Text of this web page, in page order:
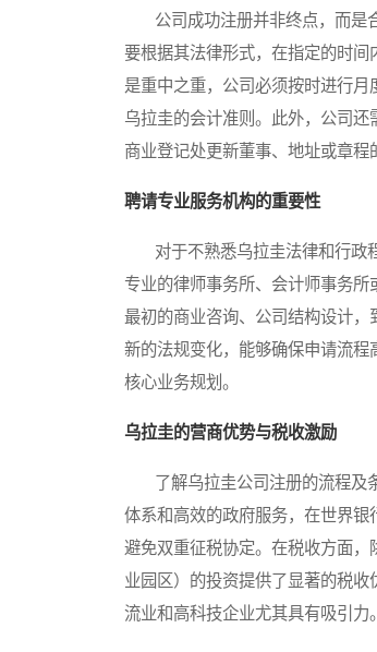
公司成功注册并非终点，而是合
要根据其法律形式，在指定的时
是重中之重，公司必须按时进行
乌拉圭的会计准则。此外，公司
商业登记处更新董事、地址或章程
聘请专业服务机构的重要性
对于不熟悉乌拉圭法律和行政程
专业的律师事务所、会计师事务
最初的商业咨询、公司结构设计
新的法规变化，能够确保申请流
核心业务规划。
乌拉圭的营商优势与税收激励
了解乌拉圭公司注册的流程及条
体系和高效的政府服务，在世界
避免双重征税协定。在税收方面
业园区）的投资提供了显著的税
流业和高科技企业尤其具有吸引力。